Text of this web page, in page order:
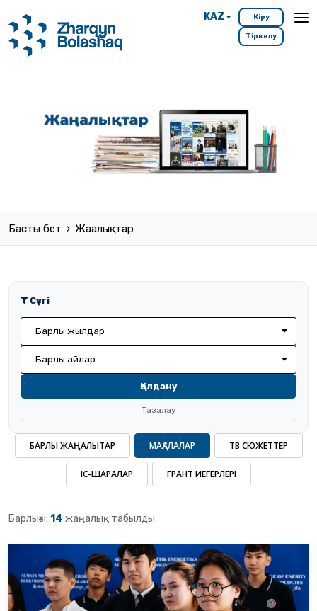
KAZ Кіру
Тіркелу
Басты бет Жаңалықтар
Сүзгі
Барлық жылдар
Барлық айлар
Қолдану
Тазалау
БАРЛЫҚ ЖАҢАЛЫҚТАР МАҚАЛАЛАР ТВ СЮЖЕТТЕР
ІС-ШАРАЛАР ГРАНТ ИЕГЕРЛЕРІ
Барлығы: 14 жаңалық табылды